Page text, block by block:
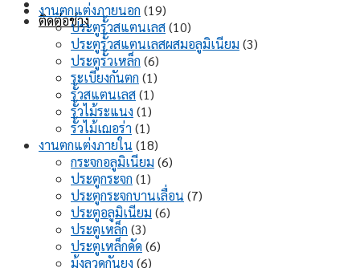
ติดต่อช่าง
งานตกแต่งภายนอก 1919
สินค้า
ประตูรั้วสแตนเลส 1010
สินค้า
ประตูรั้วสแตนเลสผสมอลูมิเนียม 33
ประตูรั้วเหล็ก 66
สินค้า
ระเบียงกันตก 11
สินค้า
รั้วสแตนเลส 11
สินค้า
รั้วไม้ระแนง 11
สินค้า
รั้วไม้เฌอร่า 11
สินค้า
งานตกแต่งภายใน 1818
สินค้า
กระจกอลูมิเนียม 66
ประตูกระจก 11
สินค้า
ประตูกระจกบานเลื่อน 77
ประตูอลูมิเนียม 66
ประตูเหล็ก 33
สินค้า
ประตูเหล็กดัด 66
มุ้งลวดกันยุง 66